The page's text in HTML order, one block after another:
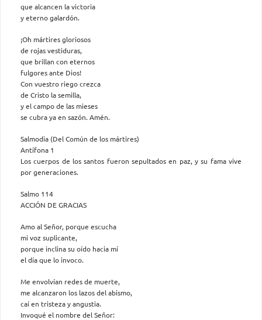
que alcancen la victoria
y eterno galardón.
¡Oh mártires gloriosos
de rojas vestiduras,
que brillan con eternos
fulgores ante Dios!
Con vuestro riego crezca
de Cristo la semilla,
y el campo de las mieses
se cubra ya en sazón. Amén.
Salmodia (Del Común de los mártires)
Antífona 1
Los cuerpos de los santos fueron sepultados en paz, y su fama vive
por generaciones.
Salmo 114
ACCIÓN DE GRACIAS
Amo al Señor, porque escucha
mi voz suplicante,
porque inclina su oído hacia mí
el día que lo invoco.
Me envolvían redes de muerte,
me alcanzaron los lazos del abismo,
caí en tristeza y angustia.
Invoqué el nombre del Señor: